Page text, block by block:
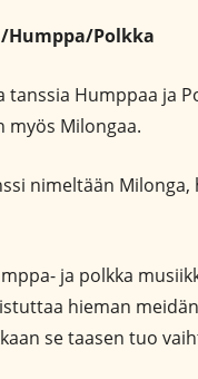
Humppa/Polkka
Humppaa ja
myös Milongaa.
nimeltään Milonga,
ja polkka
hieman
se taasen tuo